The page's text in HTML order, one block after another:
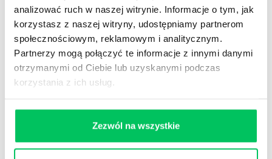
analizować ruch w naszej witrynie. Informacje o tym, jak
korzystasz z naszej witryny, udostępniamy partnerom
społecznościowym, reklamowym i analitycznym.
Partnerzy mogą połączyć te informacje z innymi danymi
otrzymanymi od Ciebie lub uzyskanymi podczas
korzystania z ich usług.
Zezwól na wszystkie